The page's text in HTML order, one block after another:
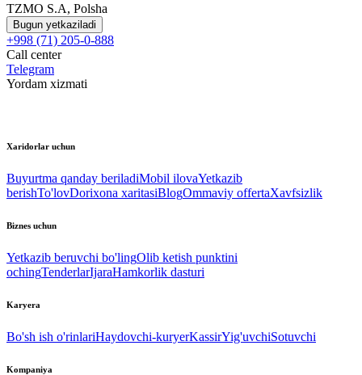
TZMO S.A, Polsha
Bugun yetkaziladi
+998 (71) 205-0-888
Call center
Telegram
Yordam xizmati
Xaridorlar uchun
Buyurtma qanday beriladiMobil ilovaYetkazib
berishTo'lovDorixona xaritasiBlogOmmaviy offertaXavfsizlik
Biznes uchun
Yetkazib beruvchi bo'lingOlib ketish punktini
ochingTenderlarIjaraHamkorlik dasturi
Karyera
Bo'sh ish o'rinlariHaydovchi-kuryerKassirYig'uvchiSotuvchi
Kompaniya